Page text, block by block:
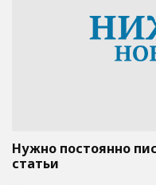
Нужно постоянно
статьи